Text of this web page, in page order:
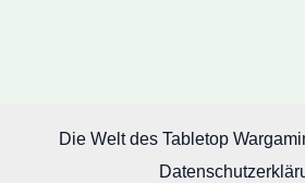
Die Welt des Tabletop